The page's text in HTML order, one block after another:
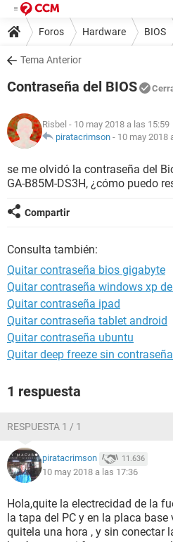
Foros Hardware BIOS
Tema Anterior
Contraseña del BIOS
Risbel - 10 may 2018 a las 15:59
piratacrimson - 10 may 2018
se me olvidó la contraseña del
GA-B85M-DS3H, ¿cómo puedo
Compartir
Consulta también:
Quitar contraseña bios gigabyte
Quitar contraseña windows xp
Quitar contraseña ipad
Quitar contraseña tablet android
Quitar contraseña ubuntu
Quitar deep freeze sin contraseña
1 respuesta
RESPUESTA 1 / 1
piratacrimson 11.636
10 may 2018 a las 17:36
Hola,quite la electrecidad de la
la tapa del PC y en la placa base
quitela una hora , y sin conectar